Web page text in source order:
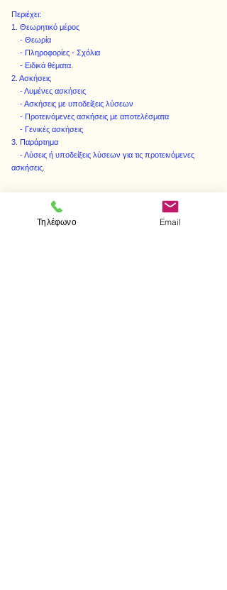
Περιέχει:
1. Θεωρητικό μέρος
- Θεωρία
- Πληροφορίες - Σχόλια
- Ειδικά θέματα.
2. Ασκήσεις
- Λυμένες ασκήσεις
- Ασκήσεις με υποδείξεις λύσεων
- Προτεινόμενες ασκήσεις με αποτελέσματα
- Γενικές ασκήσεις
3. Παράρτημα
- Λύσεις ή υποδείξεις λύσεων για τις προτεινόμενες
ασκήσεις.
Τηλέφωνο Email